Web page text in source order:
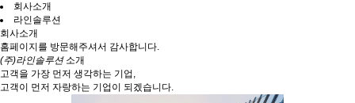
회사소개
라인솔루션
회사소개
홈페이지를 방문해주셔서 감사합니다.
(주)라인솔루션소개
고객을 가장 먼저 생각하는 기업,
고객이 먼저 자랑하는 기업이 되겠습니다.